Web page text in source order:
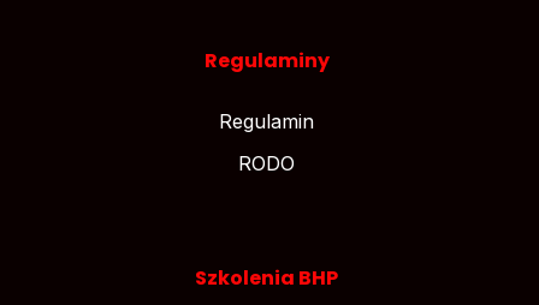
Regulaminy
Regulamin
RODO
Szkolenia BHP